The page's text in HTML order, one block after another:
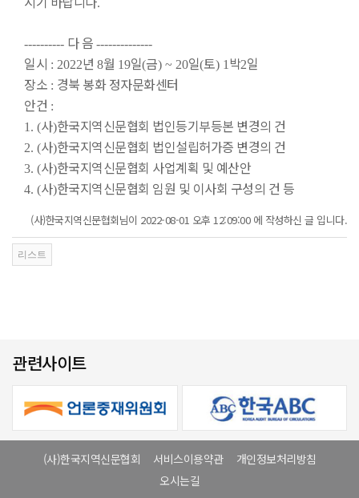
.
---------- 다 음 --------------
일시 : 2022년 8월 19일(금) ~ 20일(토) 1 박2일
장소 : 경북 봉화 정자문화센터
안건 :
1. (사)한국지역신문협회 법인등기부등본 변경의 건
2. (사)한국지역신문협회 법인설립허가증 변경의 건
3. (사)한국지역신문협회 사업계획 및 예산안
4. (사)한국지역신문협회 임원 및 이사회 구성의 건 등
(사)한국지역신문협회님이 2022-08-01 오후 12:09:00 에 작성하신 글 입니다.
관련사이트
(사)한국지역신문협회 서비스이용약관
개인정보처리방침
오시는길